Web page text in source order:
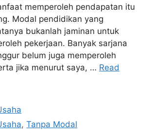
memperoleh pendapatan itu
Modal pendidikan yang
bukanlah jaminan untuk
pekerjaan. Banyak sarjana
belum juga memperoleh
jika menurut saya, … Read
,Tanpa Modal